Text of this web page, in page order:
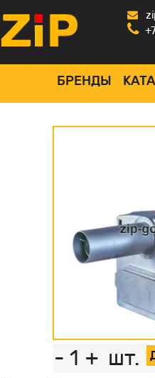
БРЕНДЫ
- 1 + шт.